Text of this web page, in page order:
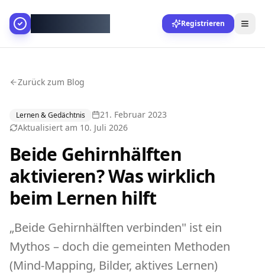
Registrieren
Zurück zum Blog
Lernen & Gedächtnis
21. Februar 2023
Aktualisiert am 10. Juli 2026
Beide Gehirnhälften
aktivieren? Was wirklich
beim Lernen hilft
„Beide Gehirnhälften verbinden" ist ein
Mythos – doch die gemeinten Methoden
(Mind-Mapping, Bilder, aktives Lernen)